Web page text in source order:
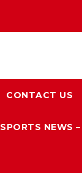
CONTACT US
SPORTS NEWS –